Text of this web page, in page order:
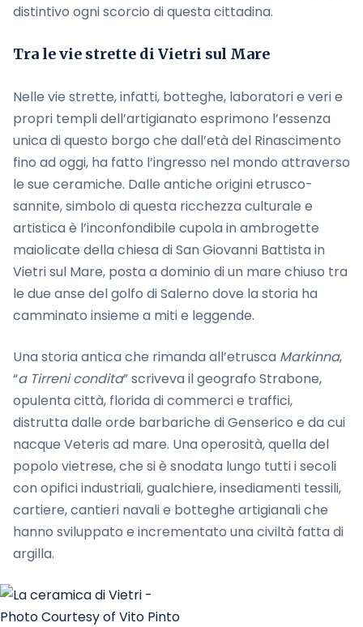
distintivo ogni scorcio di questa cittadina.
Tra le vie strette di Vietri sul Mare
Nelle vie strette, infatti, botteghe, laboratori e veri e
propri templi dell’artigianato esprimono l’essenza
unica di questo borgo che dall’età del Rinascimento
fino ad oggi, ha fatto l’ingresso nel mondo attraverso
le sue ceramiche. Dalle antiche origini etrusco-
sannite, simbolo di questa ricchezza culturale e
artistica è l’inconfondibile cupola in ambrogette
maiolicate della chiesa di San Giovanni Battista in
Vietri sul Mare, posta a dominio di un mare chiuso tra
le due anse del golfo di Salerno dove la storia ha
camminato insieme a miti e leggende.
Una storia antica che rimanda all’etrusca Markinna,
“a Tirreni condita” scriveva il geografo Strabone,
opulenta città, florida di commerci e traffici,
distrutta dalle orde barbariche di Genserico e da cui
nacque Veteris ad mare. Una operosità, quella del
popolo vietrese, che si è snodata lungo tutti i secoli
con opifici industriali, gualchiere, insediamenti tessili,
cartiere, cantieri navali e botteghe artigianali che
hanno sviluppato e incrementato una civiltà fatta di
argilla.
Photo Courtesy of Vito Pinto